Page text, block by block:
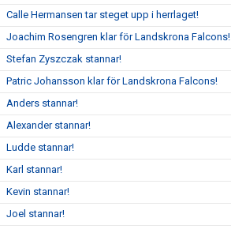
Calle Hermansen tar steget upp i herrlaget!
Joachim Rosengren klar för Landskrona Falcons!
Stefan Zyszczak stannar!
Patric Johansson klar för Landskrona Falcons!
Anders stannar!
Alexander stannar!
Ludde stannar!
Karl stannar!
Kevin stannar!
Joel stannar!